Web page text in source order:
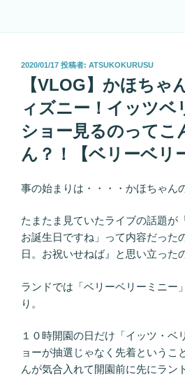
投
2020/01/17 投稿者: ATSUKOKURUSU
【VLOG】かほちゃ
ィズニー！イッツベ
ショー見るのってこ
ん？！【ベリーベリ
事の始まりは・・・・かほちゃん
たまたま見ていたライブの話題が
お誕生日ですね」って内容だった
日。お祝いせねば』と思い立った
ランドでは「ベリーベリーミニー
り。
１０時開園の日だけ「イッツ・ベ
ョーが抽選じゃなく先着というこ
んが気合入れて開園前に先にラン